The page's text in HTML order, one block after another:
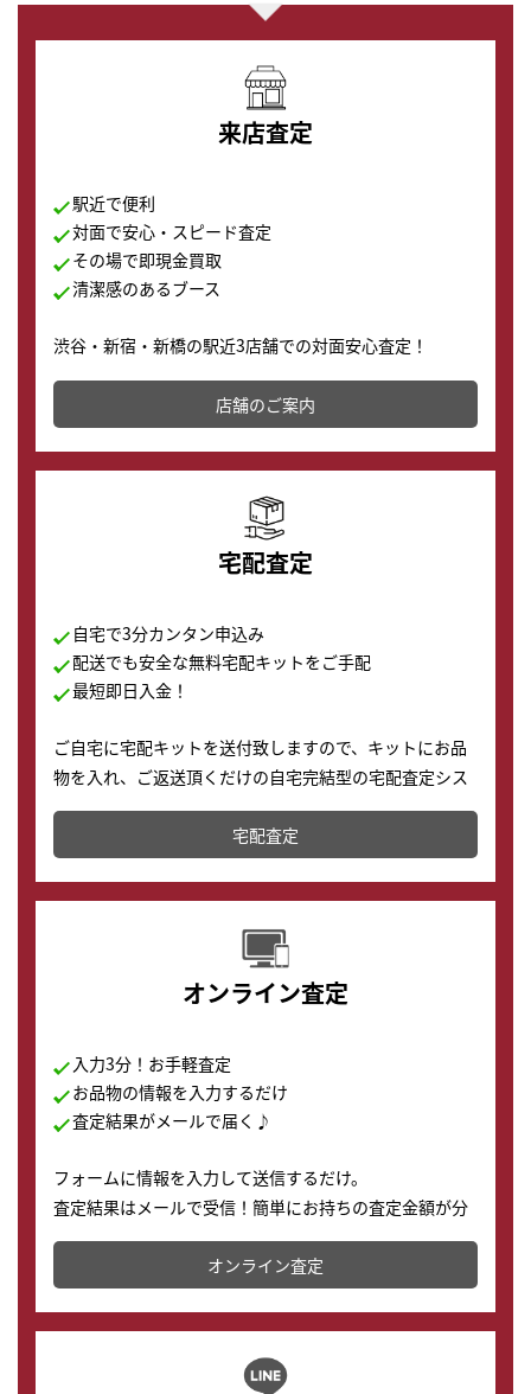
来店査定
駅近で便利
対面で安心・スピード査定
その場で即現金買取
清潔感のあるブース
渋谷・新宿・新橋の駅近3店舗での対面安心査定！
その場で現金買取致します。渋谷本店では、時計販売の
店舗を併設しており、下取りに出してお得に新しい時計
の購入もできます♪
店舗のご案内
宅配査定
自宅で3分カンタン申込み
配送でも安全な無料宅配キットをご手配
最短即日入金！
ご自宅に宅配キットを送付致しますので、キットにお品
物を入れ、ご返送頂くだけの自宅完結型の宅配査定シス
テムです。
配送でも簡単&安全に査定・買取に出すことが可能で
す。
宅配査定
オンライン査定
入力3分！お手軽査定
お品物の情報を入力するだけ
査定結果がメールで届く♪
フォームに情報を入力して送信するだけ。
査定結果はメールで受信！簡単にお持ちの査定金額が分
かります。
オンライン査定